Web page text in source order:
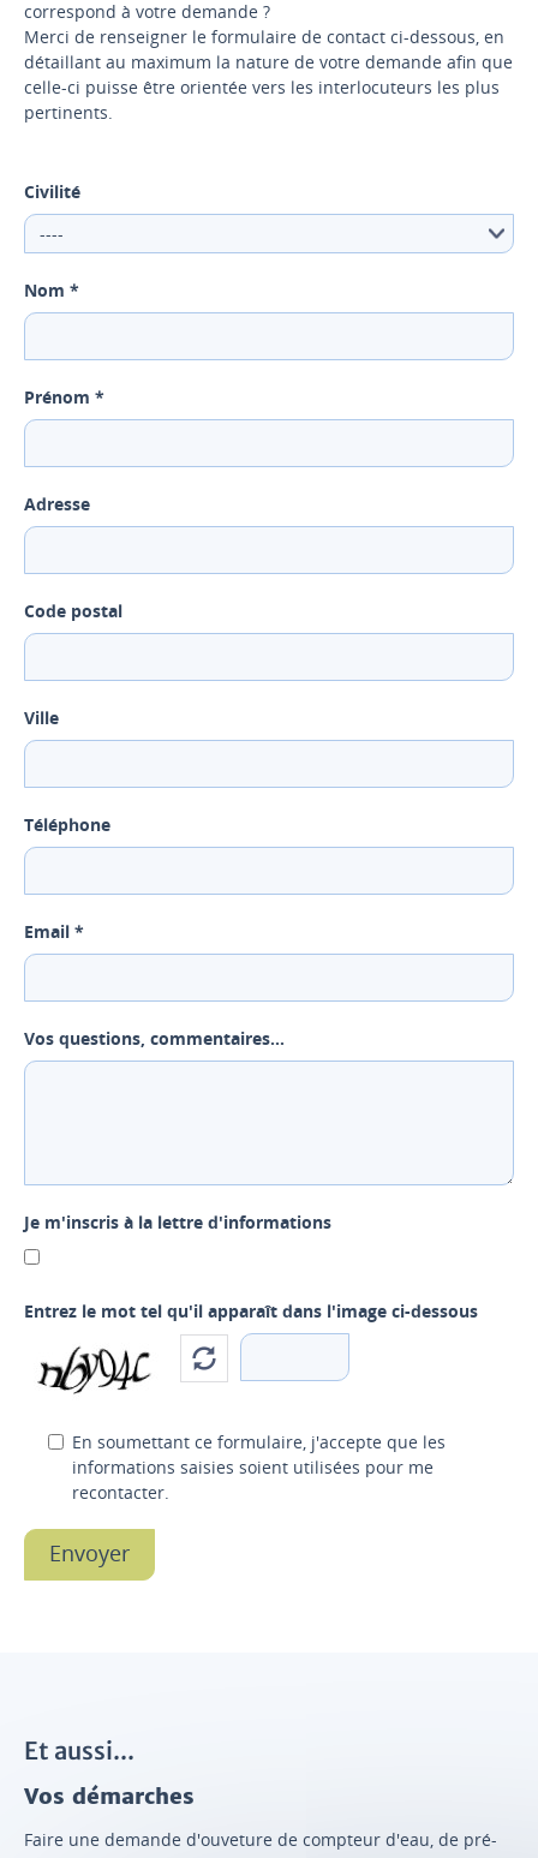
correspond à votre demande ?
Merci de renseigner le formulaire de contact ci-dessous, en
détaillant au maximum la nature de votre demande afin que
celle-ci puisse être orientée vers les interlocuteurs les plus
pertinents.
Civilité
Nom *
Prénom *
Adresse
Code postal
Ville
Téléphone
Email *
Vos questions, commentaires...
Je m'inscris à la lettre d'informations
Entrez le mot tel qu'il apparaît dans l'image ci-dessous
En soumettant ce formulaire, j'accepte que les
informations saisies soient utilisées pour me
recontacter.
Et aussi...
Vos démarches
Faire une demande d'ouveture de compteur d'eau, de pré-